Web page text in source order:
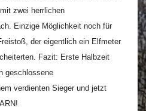
zwei herrlichen
Einzige Möglichkeit noch für
der eigentlich ein Elfmeter
Fazit: Erste Halbzeit
geschlossene
verdienten Sieger und jetzt